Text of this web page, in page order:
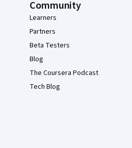
Community
Learners
Partners
Beta Testers
Blog
The Coursera Podcast
Tech Blog